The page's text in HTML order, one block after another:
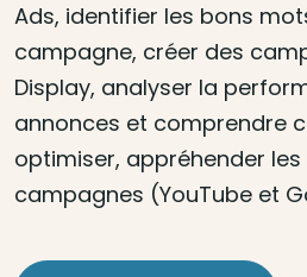
Ads, identifier les bons
campagne, créer des
Display, analyser la
annonces et comprendre
optimiser, appréhender
campagnes (YouTube et